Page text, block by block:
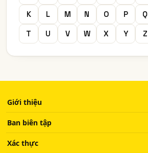
K
L M N O P Q
T
U V W X Y Z
Giới thiệu
Ban biên tập
Xác thực